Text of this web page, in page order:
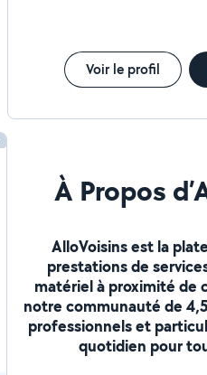
Voir le profil
À Propos
AlloVoisins est la
prestations de
matériel à proximité de
notre communauté de
professionnels et
quotidien pour